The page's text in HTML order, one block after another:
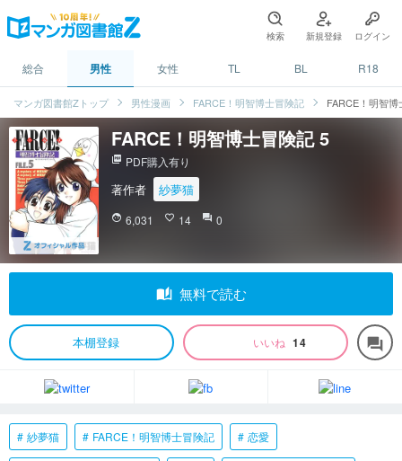
検索 新規登録 ログイン
総合 男性 女性 TL BL R18
マンガ図書館Zトップ 男性漫画 FARCE！明智博士冒険記 FARCE！明智
FARCE！明智博士冒険記 5
picture_as_pdf PDF購入有り
著作者 紗夢猫
face 6,031 favorite_border 14 question_answer 0
auto_stories 無料で読む
本棚登録 いいね 14 forum
紗夢猫 FARCE！明智博士冒険記 恋愛